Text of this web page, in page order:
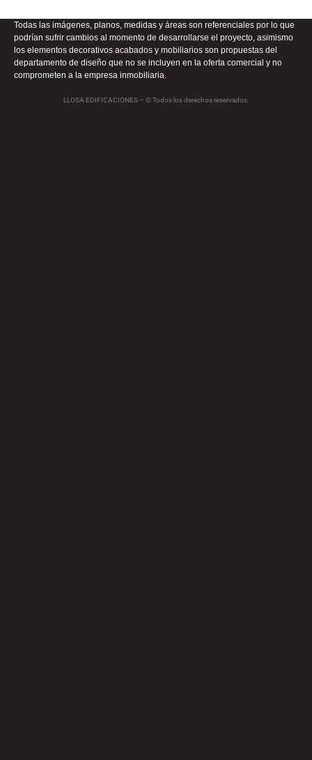
Todas las imágenes, planos, medidas y áreas son referenciales por lo que
podrían sufrir cambios al momento de desarrollarse el proyecto, asimismo
los elementos decorativos acabados y mobiliarios son propuestas del
departamento de diseño que no se incluyen en la oferta comercial y no
comprometen a la empresa inmobiliaria.
LLOSA EDIFICACIONES – © Todos los derechos reservados.